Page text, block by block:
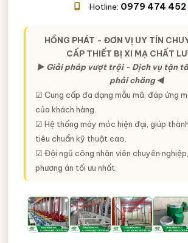
Hotline: 0979 474 452
HỒNG PHÁT - ĐƠN VỊ UY TÍN
CẤP THIẾT BỊ XI MẠ CHẤT
► Giải pháp vượt trội - Dịch vụ tận
phải chăng ◄
☑ Cung cấp đa dạng mẫu mã, đáp ứng
của khách hàng.
☑ Hệ thống máy móc hiện đại, giúp
tiêu chuẩn kỹ thuật cao.
☑ Đội ngũ công nhân viên chuyên
phương án tối ưu nhất.